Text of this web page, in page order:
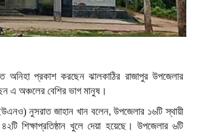
প্রকাশ করছেন ঝালকাঠির রাজাপুর উপজেলার
এ অঞ্চলের বেশির ভাগ মানুষ।
নুসরাত জাহান খান বলেন, উপজেলার ১৬টি স্থায়ী
শিক্ষাপ্রতিষ্ঠান খুলে দেয়া হয়েছে। উপজেলার ৬টি